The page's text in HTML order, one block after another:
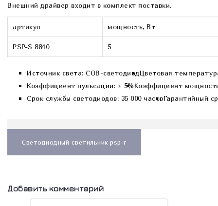
Внешний драйвер входит в комплект поставки.
артикул мощность, Вт
PSP-S 8840 5
Источник света: COB-светодиодЦветовая
Коэффициент пульсации: ≤ 5%Коэффициент
Срок службы светодиодов: 35 000 часовГарантийный
Светодиодный светильник psp-r
Добавить комментарий